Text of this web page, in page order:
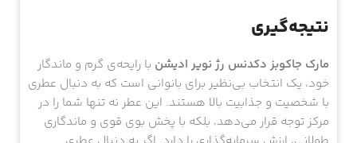
نتیجه‌گیری
مارک جاکوبز دکدنس رژ نویر ادیشن با رایحه‌ی گرم و ماندگار
خود، یک انتخاب بی‌نظیر برای بانوانی است که به دنبال عطری
با شخصیت و جذابیت بالا هستند. این عطر نه تنها شما را در
مرکز توجه قرار می‌دهد، بلکه با پخش بوی قوی و ماندگاری